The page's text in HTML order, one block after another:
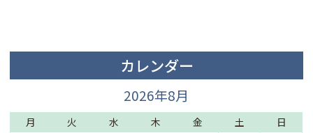
カレンダー
2026年8月
月 火 水 木 金 土 日